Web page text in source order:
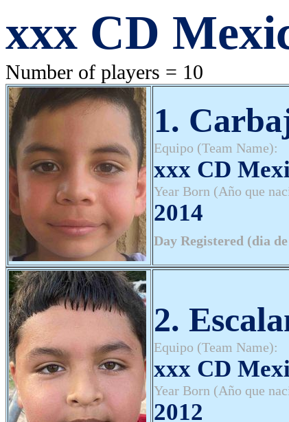
xxx CD
Number of players = 10
1.
Equipo (Team Name):
xxx CD
Year Born (Año que
2014
Day Registered (dia
2.
Equipo (Team Name):
xxx CD
Year Born (Año que
2012